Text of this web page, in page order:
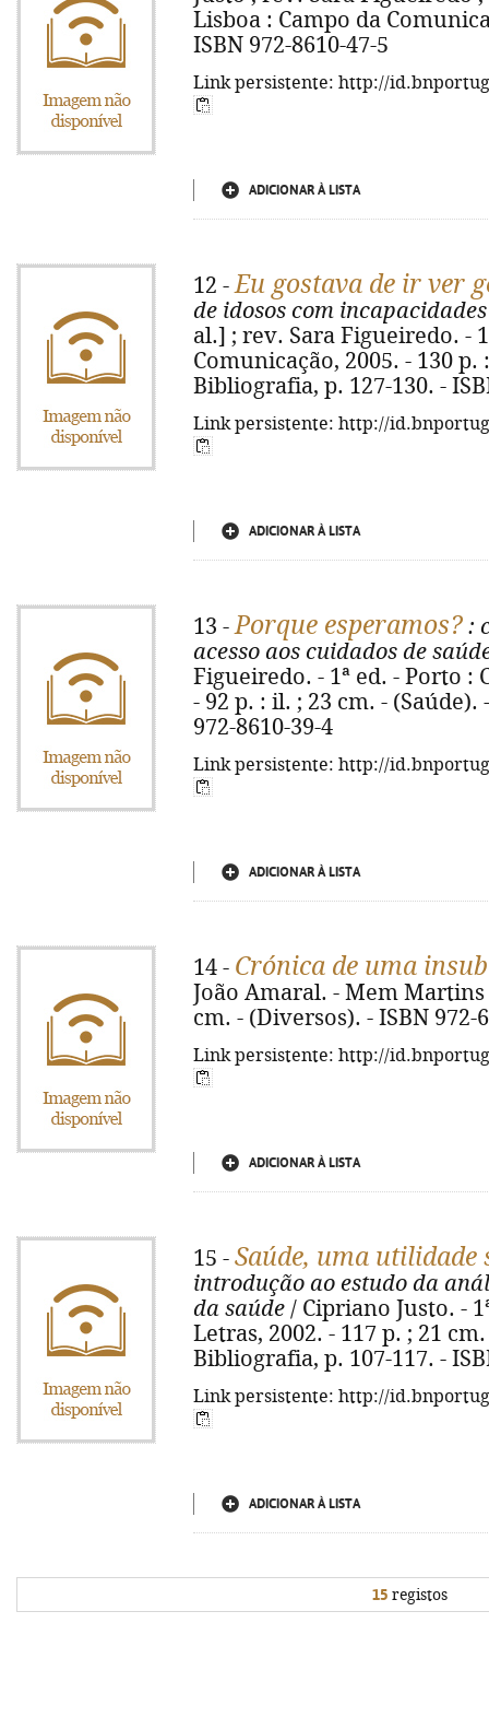
Lisboa : Campo da
ISBN 972-8610-47-5
Link persistente: http://
ADICIONAR À LISTA
12 -Eu gostava de ir ver
de idosos com incapacidades
al.] ; rev. Sara Figueiredo. -
Comunicação, 2005. - 130 p.
Bibliografia, p. 127-130. -
Link persistente: http://
ADICIONAR À LISTA
13 -Porque esperamos? :
acesso aos cuidados de
Figueiredo. - 1ª ed. - Porto :
- 92 p. : il. ; 23 cm. -
972-8610-39-4
Link persistente: http://
ADICIONAR À LISTA
14 - Crónica de uma
João Amaral. - Mem
cm. - (Diversos). - ISBN 972-
Link persistente: http://
ADICIONAR À LISTA
15 - Saúde, uma utilidade
introdução ao estudo da
da saúde / Cipriano Justo. -
Letras, 2002. - 117 p. ; 21
Bibliografia, p. 107-117. -
Link persistente: http://
ADICIONAR À LISTA
15registos